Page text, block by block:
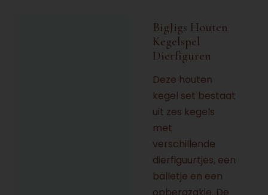
BigJigs Houten
Kegelspel
Dierfiguren
Deze houten
kegel set bestaat
uit zes kegels
met
verschillende
dierfiguurtjes, een
balletje en een